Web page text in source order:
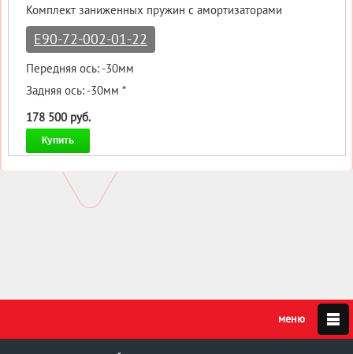
Комплект заниженных пружин с амортизаторами
E90-72-002-01-22
Передняя ось: -30мм
Задняя ось: -30мм *
178 500 руб.
Купить